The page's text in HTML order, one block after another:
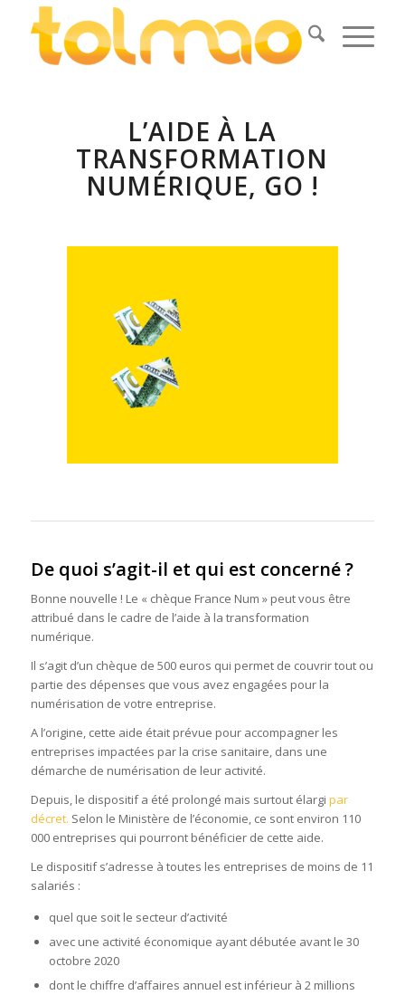
L’AIDE À LA
TRANSFORMATION
NUMÉRIQUE, GO !
De quoi s’agit-il et qui est concerné ?
Bonne nouvelle ! Le « chèque France Num » peut vous être
attribué dans le cadre de l’aide à la transformation
numérique.
Il s’agit d’un chèque de 500 euros qui permet de couvrir tout ou
partie des dépenses que vous avez engagées pour la
numérisation de votre entreprise.
A l’origine, cette aide était prévue pour accompagner les
entreprises impactées par la crise sanitaire, dans une
démarche de numérisation de leur activité.
Depuis, le dispositif a été prolongé mais surtout élargi par
décret. Selon le Ministère de l’économie, ce sont environ 110
000 entreprises qui pourront bénéficier de cette aide.
Le dispositif s’adresse à toutes les entreprises de moins de 11
salariés :
quel que soit le secteur d’activité
avec une activité économique ayant débutée avant le 30
octobre 2020
dont le chiffre d’affaires annuel est inférieur à 2 millions